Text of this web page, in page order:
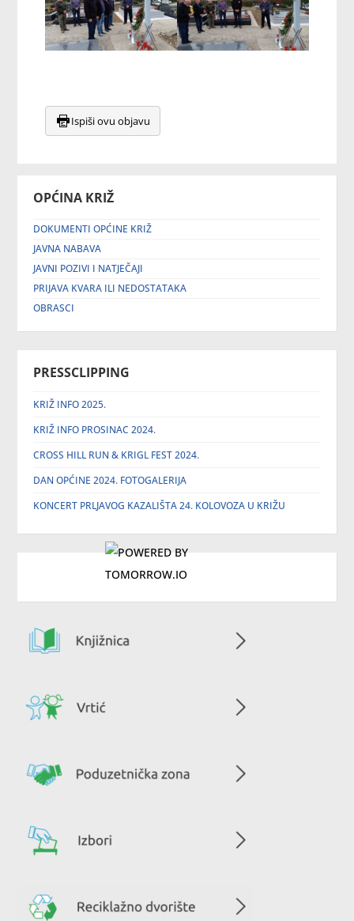
OPĆINA KRIŽ
DOKUMENTI OPĆINE KRIŽ
JAVNA NABAVA
JAVNI POZIVI I NATJEČAJI
PRIJAVA KVARA ILI NEDOSTATAKA
OBRASCI
PRESSCLIPPING
KRIŽ INFO 2025.
KRIŽ INFO PROSINAC 2024.
CROSS HILL RUN & KRIGL FEST 2024.
DAN OPĆINE 2024. FOTOGALERIJA
KONCERT PRLJAVOG KAZALIŠTA 24. KOLOVOZA U KRIŽU
Ispiši ovu objavu